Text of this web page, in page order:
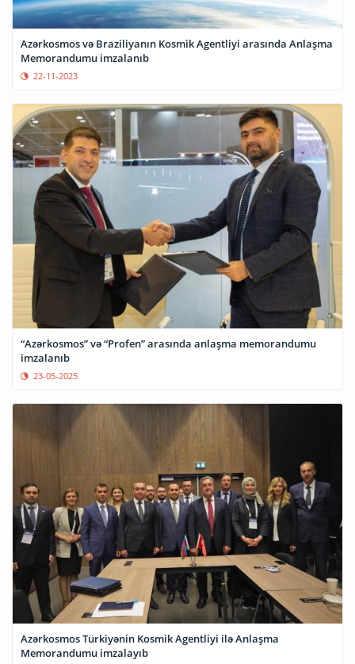
Azərkosmos və Braziliyanın Kosmik Agentliyi arasında Anlaşma
Memorandumu imzalanıb
22-11-2023
“Azərkosmos” və “Profen” arasında anlaşma memorandumu
imzalanıb
23-05-2025
Azərkosmos Türkiyənin Kosmik Agentliyi ilə Anlaşma
Memorandumu imzalayıb